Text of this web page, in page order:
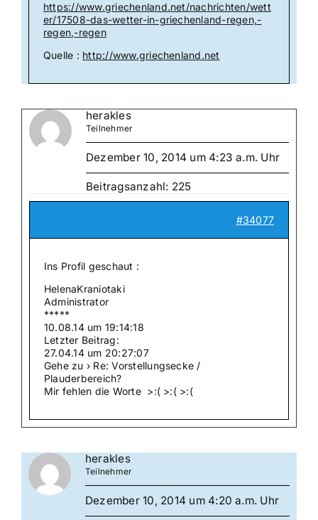
https://www.griechenland.net/nachrichten/wett
er/17508-das-wetter-in-griechenland-regen,-
regen,-regen
Quelle : http://www.griechenland.net
herakles
Teilnehmer
Dezember 10, 2014 um 4:23 a.m. Uhr
Beitragsanzahl: 225
#34077
Ins Profil geschaut :
HelenaKraniotaki
Administrator
*****
10.08.14 um 19:14:18
Letzter Beitrag:
27.04.14 um 20:27:07
Gehe zu › Re: Vorstellungsecke /
Plauderbereich?
Mir fehlen die Worte >:( >:( >:(
herakles
Teilnehmer
Dezember 10, 2014 um 4:20 a.m. Uhr